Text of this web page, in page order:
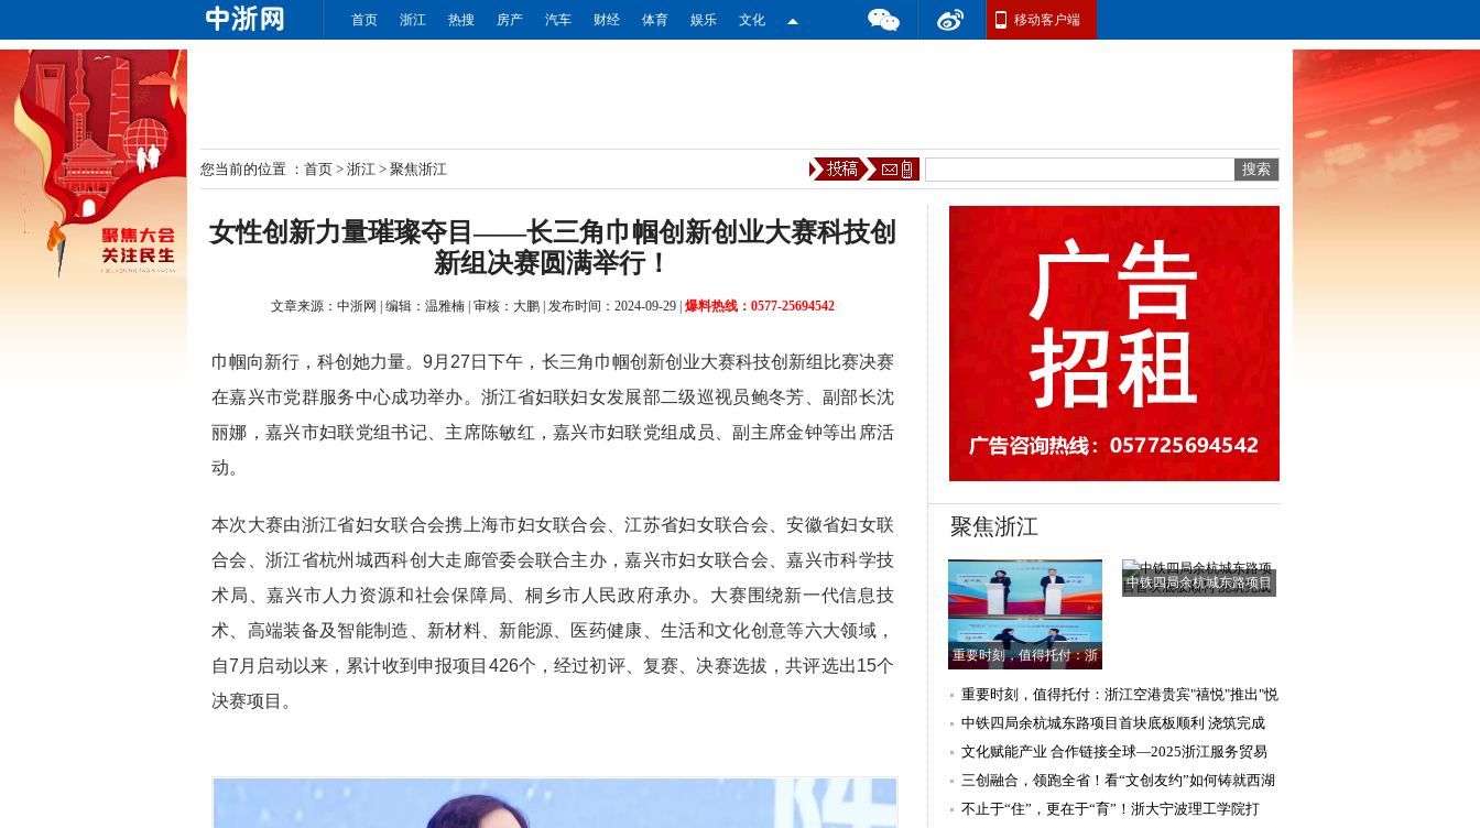
首页 浙江 热搜 房产 汽车 财经 体育 娱乐 文化 移动客户端
您当前的位置 ： 首页 > 浙江 > 聚焦浙江
女性创新力量璀璨夺目——长三角巾帼创新创业大赛科技创
新组决赛圆满举行！
文章来源： 中浙网 编辑： 温雅楠 审核：大鹏 发布时间：2024-09-29 爆料热线：0577-25694542
巾帼向新行，科创她力量。9月27日下午，长三角巾帼创新创业大赛科技创新组比赛决赛
在嘉兴市党群服务中心成功举办。浙江省妇联妇女发展部二级巡视员鲍冬芳、副部长沈
丽娜，嘉兴市妇联党组书记、主席陈敏红，嘉兴市妇联党组成员、副主席金钟等出席活
动。
本次大赛由浙江省妇女联合会携上海市妇女联合会、江苏省妇女联合会、安徽省妇女联
合会、浙江省杭州城西科创大走廊管委会联合主办，嘉兴市妇女联合会、嘉兴市科学技
术局、嘉兴市人力资源和社会保障局、桐乡市人民政府承办。大赛围绕新一代信息技
术、高端装备及智能制造、新材料、新能源、医药健康、生活和文化创意等六大领域，
自7月启动以来，累计收到申报项目426个，经过初评、复赛、决赛选拔，共评选出15个
决赛项目。
聚焦浙江
重要时刻，值得托付：浙
中铁四局余杭城东路项目
重要时刻，值得托付：浙江空港贵宾"禧悦"推出"悦
速达"，助旅客
中铁四局余杭城东路项目首块底板顺利 浇筑完成
文化赋能产业 合作链接全球—2025浙江服务贸易
（新加坡）影视展
三创融合，领跑全省！看“文创友约”如何铸就西湖
文化硬实力
不止于“住”，更在于“育”！浙大宁波理工学院打